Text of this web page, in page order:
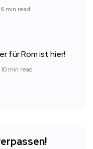
6 min read
für Rom ist hier!
10 min read